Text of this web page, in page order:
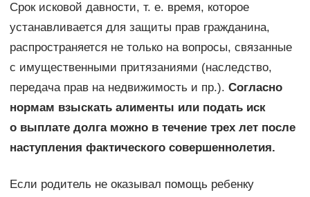
Срок исковой давности, т. е. время, которое
устанавливается для защиты прав гражданина,
распространяется не только на вопросы, связанные
с имущественными притязаниями (наследство,
передача прав на недвижимость и пр.). Согласно
нормам взыскать алименты или подать иск
о выплате долга можно в течение трех лет после
наступления фактического совершеннолетия.
Если родитель не оказывал помощь ребенку